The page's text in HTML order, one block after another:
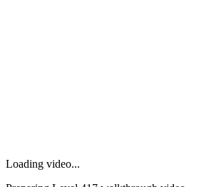
Loading video...